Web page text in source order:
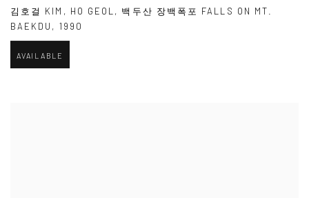
김호걸 KIM , HO GEOL, 백두산 장백폭포 FALLS ON MT.
BAEKDU , 1990
AVAILABLE